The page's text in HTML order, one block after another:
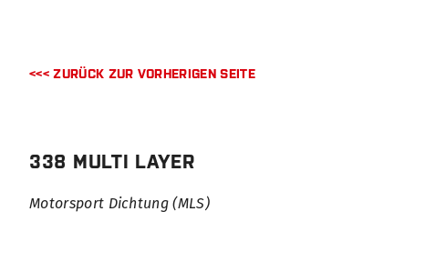
<<< ZURÜCK ZUR VORHERIGEN SEITE
338 MULTI LAYER
Motorsport Dichtung (MLS)